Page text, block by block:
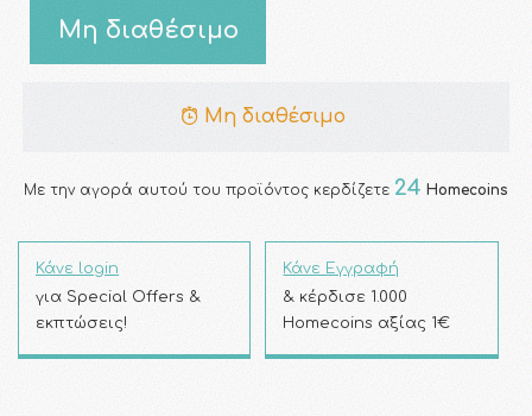
Μη διαθέσιμο
Μη διαθέσιμο
Με την αγορά αυτού του προϊόντος κερδίζετε 24 Homecoins
Κάνε login
για Special Offers &
εκπτώσεις!
Κάνε Εγγραφή
& κέρδισε 1.000
Homecoins αξίας 1€